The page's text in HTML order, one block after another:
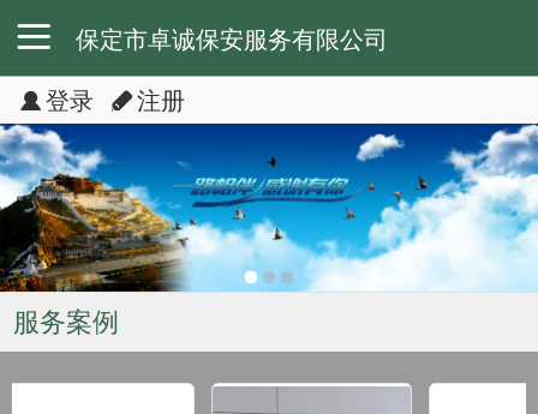
保定市卓诚保安服务有限公司
登录 注册
服务案例